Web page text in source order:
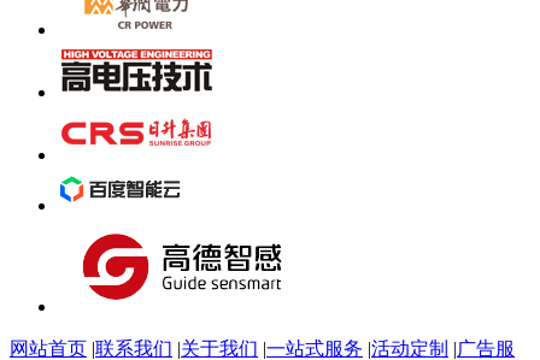
网站首页 |联系我们 |关于我们 |一站式服务 |活动定制 |广告服